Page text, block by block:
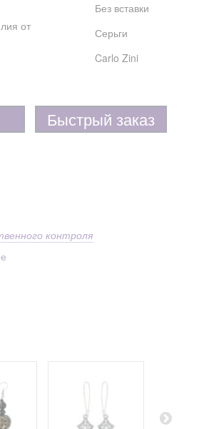
Без вставки
от
Серьги
Carlo Zini
Быстрый заказ
контроля